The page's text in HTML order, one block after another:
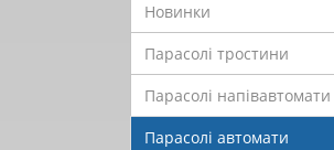
Новинки
Парасолі тростини
Парасолі напівавтомати
Парасолі автомати